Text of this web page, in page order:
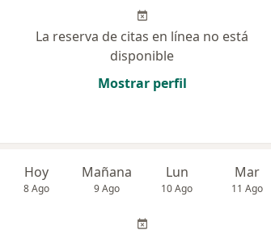
La reserva de citas en línea no está
disponible
Mostrar perfil
Hoy
8 Ago
Mañana
9 Ago
Lun
10 Ago
Mar
11 Ago